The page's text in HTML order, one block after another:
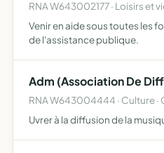
RNA W643002177 · Loisirs et
Venir en aide sous toutes les
de l'assistance publique.
Adm (Association De
RNA W643004444 · Culture ·
Uvrer à la diffusion de la